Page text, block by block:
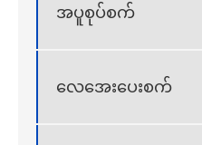
အပူစုပ်စက်
လေအေးပေးစက်